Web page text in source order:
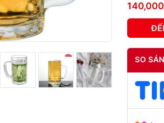
SO